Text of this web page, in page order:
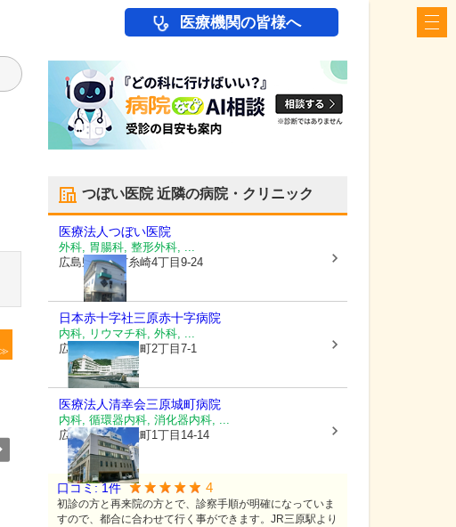
医療機関の皆様へ
つぼい医院近隣の病院・クリニック
医療法人つぼい医院
外科, 胃腸科, 整形外科, ...
広島県三原市糸崎4丁目9-24
日本赤十字社三原赤十字病院
内科, リウマチ科, 外科, ...
広島県三原市東町2丁目7-1
医療法人清幸会三原城町病院
内科, 循環器内科, 消化器内科, ...
広島県三原市
城町1丁目14-14
口コミ: 1件 4
初診の方と再来院の方とで、診察手順が明確になっていま
すので、都合に合わせて行く事ができます。JR三原駅より